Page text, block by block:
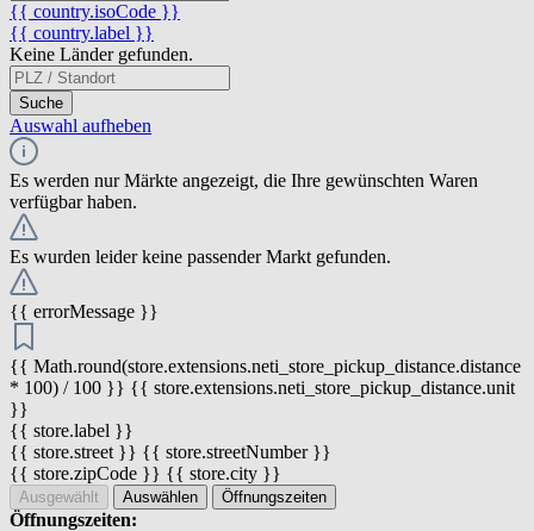
{{ country.isoCode }}
{{ country.label }}
Keine Länder gefunden.
Suche
Auswahl aufheben
Es werden nur Märkte angezeigt, die Ihre gewünschten Waren
verfügbar haben.
Es wurden leider keine passender Markt gefunden.
{{ errorMessage }}
{{ Math.round(store.extensions.neti_store_pickup_distance.distance
* 100) / 100 }} {{ store.extensions.neti_store_pickup_distance.unit
}}
{{ store.label }}
{{ store.street }} {{ store.streetNumber }}
{{ store.zipCode }} {{ store.city }}
Ausgewählt Auswählen Öffnungszeiten
Öffnungszeiten: